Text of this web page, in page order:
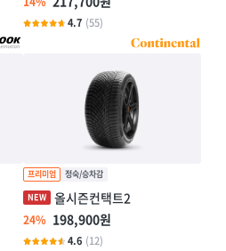
4.7 (55)
올시즌컨택트2
24% 198,900원
4.6 (12)